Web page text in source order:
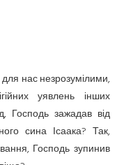
для нас незрозумілими,
уявлень інших
Господь зажадав від
сина Ісаака? Так,
Господь зупинив